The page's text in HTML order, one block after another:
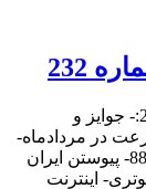
232
عناوین ضمیمه کلیک روزنامه جام جم شماره 232:- جوایز و
در مردادماه-
لزوم نهادینه شدن رعایت حق کپی‌رایت در سال 88- پیوستن ایران
اینترنت